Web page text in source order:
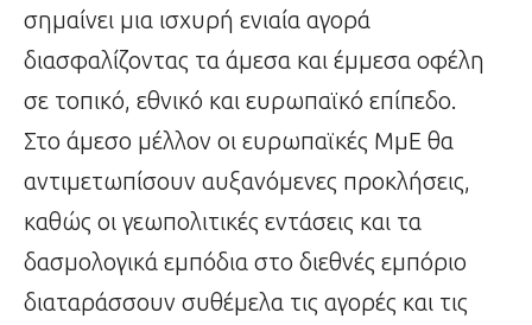
σημαίνει μια ισχυρή ενιαία αγορά
διασφαλίζοντας τα άμεσα και έμμεσα οφέλη
σε τοπικό, εθνικό και ευρωπαϊκό επίπεδο.
Στο άμεσο μέλλον οι ευρωπαϊκές ΜμΕ θα
αντιμετωπίσουν αυξανόμενες προκλήσεις,
καθώς οι γεωπολιτικές εντάσεις και τα
δασμολογικά εμπόδια στο διεθνές εμπόριο
διαταράσσουν συθέμελα τις αγορές και τις